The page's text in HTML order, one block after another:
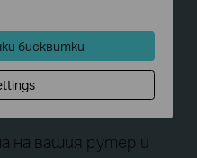
и
на вашия рутер и
бисквитки